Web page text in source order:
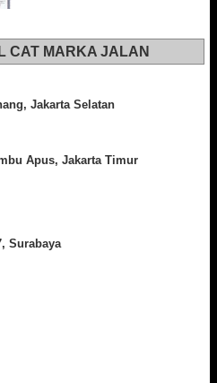
CAT MARKA JALAN
Jakarta Selatan
Apus, Jakarta Timur
Surabaya